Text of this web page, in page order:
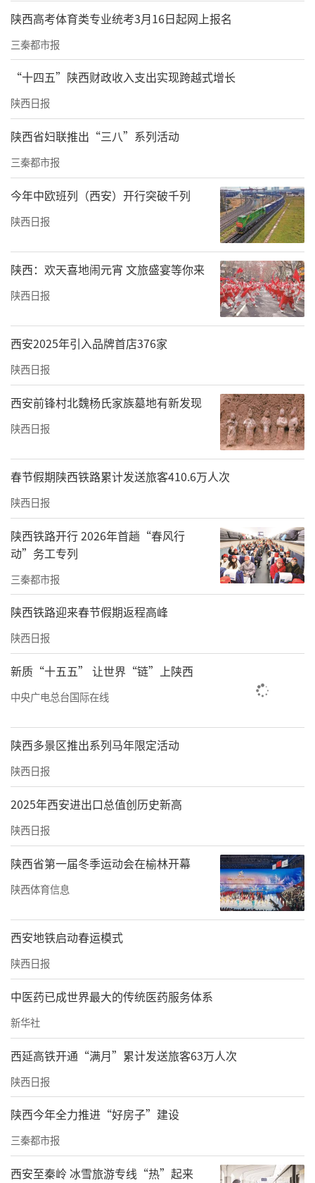
陕西高考体育类专业统考3月16日起网上报名
三秦都市报
“十四五”陕西财政收入支出实现跨越式增长
陕西日报
陕西省妇联推出“三八”系列活动
三秦都市报
今年中欧班列（西安）开行突破千列
陕西日报
陕西：欢天喜地闹元宵 文旅盛宴等你来
陕西日报
西安2025年引入品牌首店376家
陕西日报
西安前锋村北魏杨氏家族墓地有新发现
陕西日报
春节假期陕西铁路累计发送旅客410.6万人次
陕西日报
陕西铁路开行 2026年首趟“春风行
动”务工专列
三秦都市报
陕西铁路迎来春节假期返程高峰
陕西日报
新质“十五五” 让世界“链”上陕西
中央广电总台国际在线
陕西多景区推出系列马年限定活动
陕西日报
2025年西安进出口总值创历史新高
陕西日报
陕西省第一届冬季运动会在榆林开幕
陕西体育信息
西安地铁启动春运模式
陕西日报
中医药已成世界最大的传统医药服务体系
新华社
西延高铁开通“满月”累计发送旅客63万人次
陕西日报
陕西今年全力推进“好房子”建设
三秦都市报
西安至秦岭 冰雪旅游专线“热”起来